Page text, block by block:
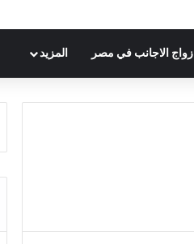
زواج الاجانب في مصر المزيد